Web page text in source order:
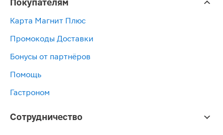
Карта Магнит Плюс
Промокоды Доставки
Бонусы от партнёров
Помощь
Гастроном
Сотрудничество